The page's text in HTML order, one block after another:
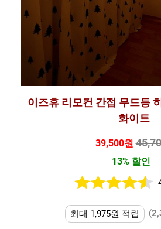
이즈휴 리모컨 간접 무드등
화이트
39,500원
13% 할인
최대 1,975원 적립